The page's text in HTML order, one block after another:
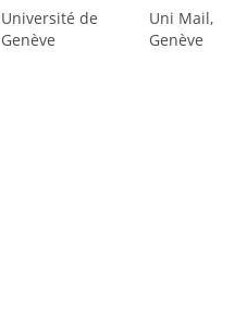
Université de
Genève
Uni Mail,
Genève